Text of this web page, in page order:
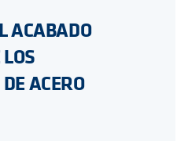
ACABADO
ACERO